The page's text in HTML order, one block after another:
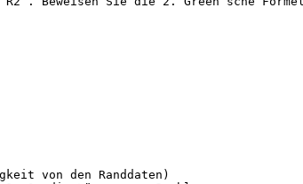
von den Randdaten)